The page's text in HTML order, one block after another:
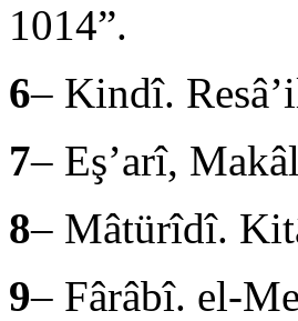
1014”.
6– Kindî.
7– Eş’arî,
8– Mâtürîdî.
9– Fârâbî. el-